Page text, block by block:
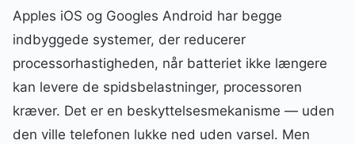
Apples iOS og Googles Android har begge
indbyggede systemer, der reducerer
processorhastigheden, når batteriet ikke længere
kan levere de spidsbelastninger, processoren
kræver. Det er en beskyttelsesmekanisme — uden
den ville telefonen lukke ned uden varsel. Men